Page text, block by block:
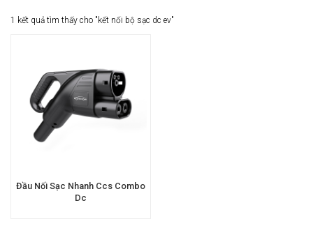
1 kết quả tìm thấy cho "kết nối bộ sạc dc ev"
Đầu Nối Sạc Nhanh Ccs Combo
Dc